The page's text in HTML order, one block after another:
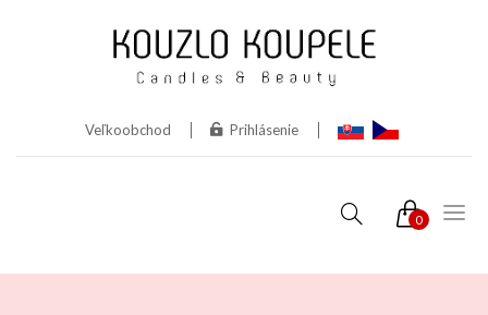
Veľkoobchod Prihlásenie
0